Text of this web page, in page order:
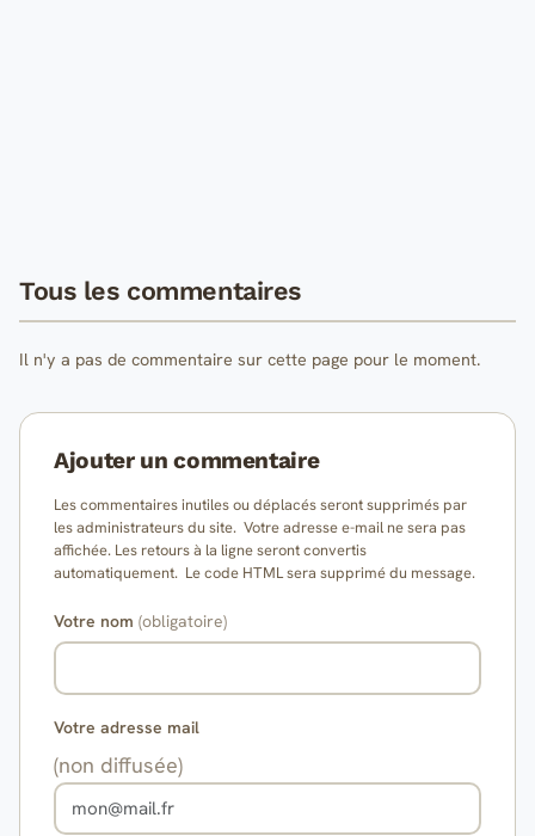
Tous les commentaires
Il n'y a pas de commentaire sur cette page pour le moment.
Ajouter un commentaire
Les commentaires inutiles ou déplacés seront supprimés par
les administrateurs du site. Votre adresse e-mail ne sera pas
affichée. Les retours à la ligne seront convertis
automatiquement. Le code HTML sera supprimé du message.
Votre nom (obligatoire)
Votre adresse mail
(non diffusée)